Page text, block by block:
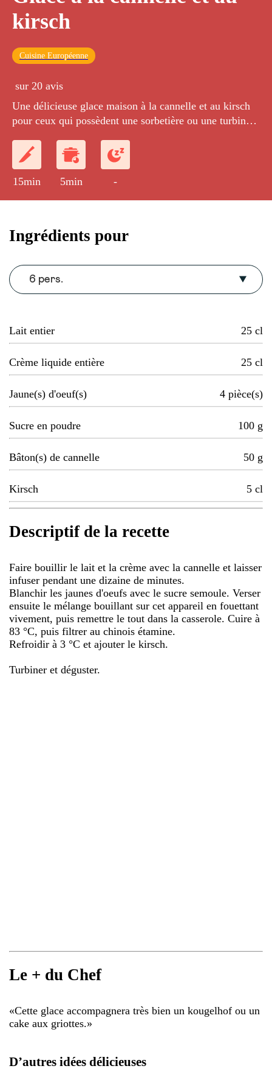
kirsch
Cuisine Européenne
sur 20 avis
Une délicieuse glace maison à la cannelle et au kirsch
pour ceux qui possèdent une sorbetière ou une turbine à
15min 5min -
Ingrédients pour
6 pers.
Lait entier 25 cl
Crème liquide entière 25 cl
Jaune(s) d'oeuf(s) 4 pièce(s)
Sucre en poudre 100 g
Bâton(s) de cannelle 50 g
Kirsch 5 cl
Descriptif de la recette
Faire bouillir le lait et la crème avec la cannelle et laisser
infuser pendant une dizaine de minutes.
Blanchir les jaunes d'oeufs avec le sucre semoule. Verser
ensuite le mélange bouillant sur cet appareil en fouettant
vivement, puis remettre le tout dans la casserole. Cuire à
83 °C, puis filtrer au chinois étamine.
Refroidir à 3 °C et ajouter le kirsch.
Turbiner et déguster.
Le + du Chef
«Cette glace accompagnera très bien un kougelhof ou un
cake aux griottes.»
D’autres idées délicieuses